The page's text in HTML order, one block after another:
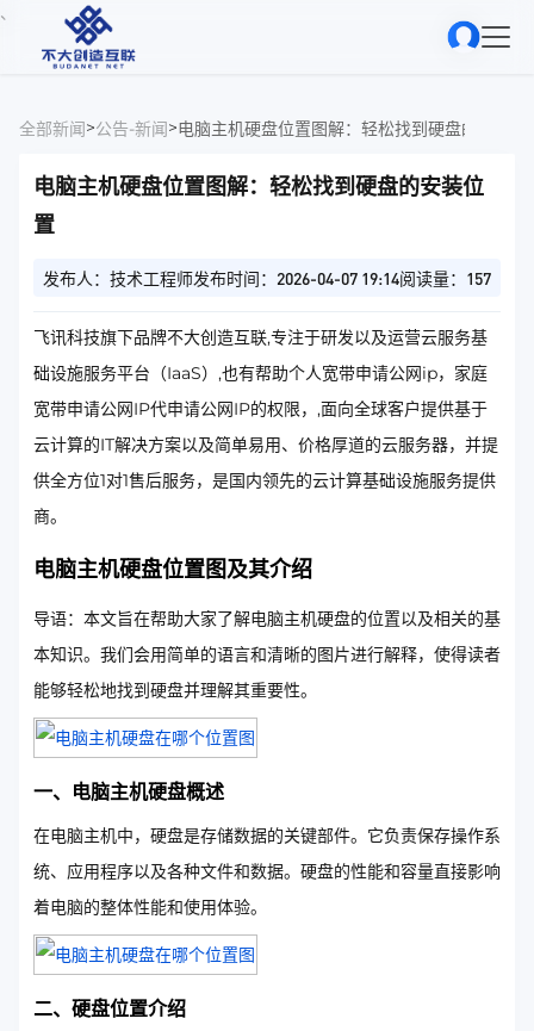
、
全部新闻>公告-新闻>电脑主机硬盘位置图解：轻松找到硬盘的安装位
电脑主机硬盘位置图解：轻松找到硬盘的安装位
置
发布人：技术工程师发布时间：2026-04-07 19:14阅读量：157
飞讯科技旗下品牌不大创造互联,专注于研发以及运营云服务基
础设施服务平台（IaaS）,也有帮助个人宽带申请公网ip，家庭
宽带申请公网IP代申请公网IP的权限，,面向全球客户提供基于
云计算的IT解决方案以及简单易用、价格厚道的云服务器，并提
供全方位1对1售后服务，是国内领先的云计算基础设施服务提供
商。
电脑主机硬盘位置图及其介绍
导语：本文旨在帮助大家了解电脑主机硬盘的位置以及相关的基
本知识。我们会用简单的语言和清晰的图片进行解释，使得读者
能够轻松地找到硬盘并理解其重要性。
一、电脑主机硬盘概述
在电脑主机中，硬盘是存储数据的关键部件。它负责保存操作系
统、应用程序以及各种文件和数据。硬盘的性能和容量直接影响
着电脑的整体性能和使用体验。
二、硬盘位置介绍